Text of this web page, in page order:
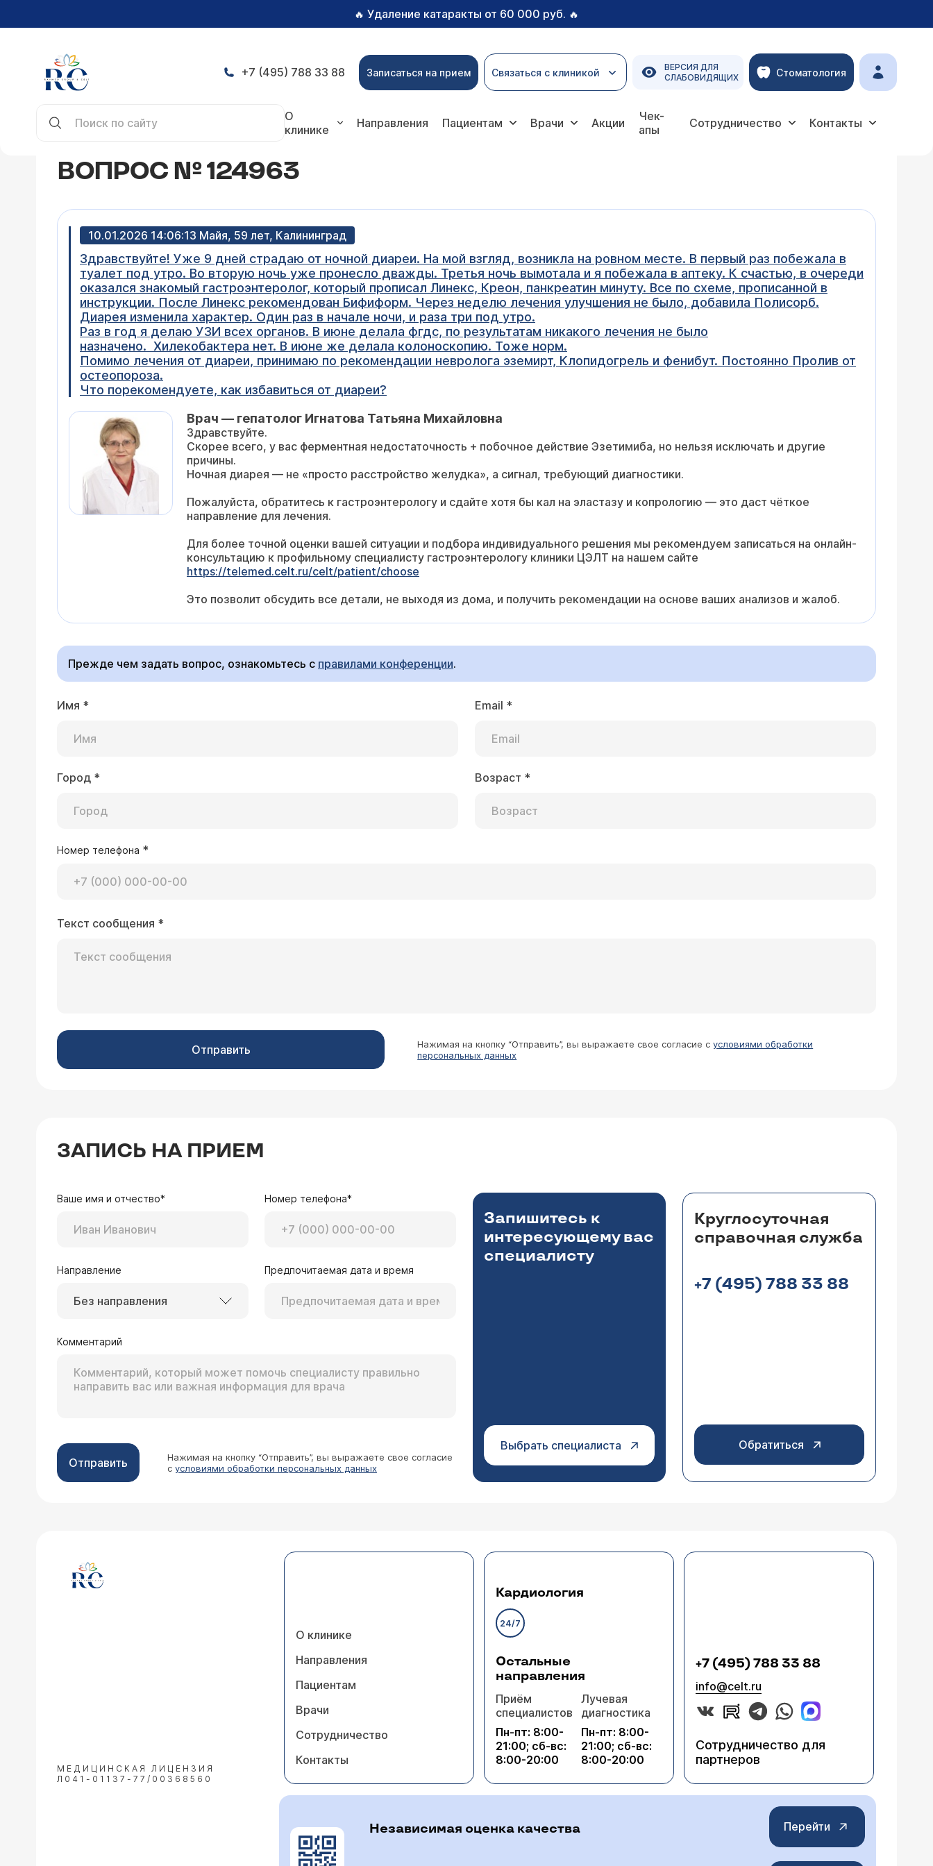
🔥 Удаление катаракты от 60 000 руб. 🔥
+7 (495) 788 33 88 Записаться на прием Связаться с клиникой
ВЕРСИЯ ДЛЯ
СЛАБОВИДЯЩИХ
Стоматология
О
клинике
Направления Пациентам Врачи Акции
Чек-
апы
Сотрудничество Контакты
ВОПРОС № 124963
10.01.2026 14:06:13 Майя, 59 лет, Калининград
Здравствуйте! Уже 9 дней страдаю от ночной диареи. На мой взгляд, возникла на ровном месте. В первый раз побежала в
туалет под утро. Во вторую ночь уже пронесло дважды. Третья ночь вымотала и я побежала в аптеку. К счастью, в очереди
оказался знакомый гастроэнтеролог, который прописал Линекс, Креон, панкреатин минуту. Все по схеме, прописанной в
инструкции. После Линекс рекомендован Бифиформ. Через неделю лечения улучшения не было, добавила Полисорб.
Диарея изменила характер. Один раз в начале ночи, и раза три под утро.
Раз в год я делаю УЗИ всех органов. В июне делала фгдс, по результатам никакого лечения не было
назначено. Хилекобактера нет. В июне же делала колоноскопию. Тоже норм.
Помимо лечения от диареи, принимаю по рекомендации невролога эземирт, Клопидогрель и фенибут. Постоянно Пролив от
остеопороза.
Что порекомендуете, как избавиться от диареи?
Врач — гепатолог Игнатова Татьяна Михайловна
Здравствуйте.
Скорее всего, у вас ферментная недостаточность + побочное действие Эзетимиба, но нельзя исключать и другие
причины.
Ночная диарея — не «просто расстройство желудка», а сигнал, требующий диагностики.
Пожалуйста, обратитесь к гастроэнтерологу и сдайте хотя бы кал на эластазу и копрологию — это даст чёткое
направление для лечения.
Для более точной оценки вашей ситуации и подбора индивидуального решения мы рекомендуем записаться на онлайн-
консультацию к профильному специалисту гастроэнтерологу клиники ЦЭЛТ на нашем сайте
https://telemed.celt.ru/celt/patient/choose
Это позволит обсудить все детали, не выходя из дома, и получить рекомендации на основе ваших анализов и жалоб.
Прежде чем задать вопрос, ознакомьтесь с правилами конференции.
Имя * Email *
Город * Возраст *
Номер телефона *
Текст сообщения *
Отправить Нажимая на кнопку “Отправить”, вы выражаете свое согласие сусловиями обработки
персональных данных
ЗАПИСЬ НА ПРИЕМ
Ваше имя и отчество* Номер телефона*
Направление
Без направления
Предпочитаемая дата и время
Комментарий
Отправить
Нажимая на кнопку “Отправить”, вы выражаете свое согласие
с условиями обработки персональных данных
Запишитесь к
интересующему вас
специалисту
Выбрать специалиста
Круглосуточная
справочная служба
+7 (495) 788 33 88
Обратиться
МЕДИЦИНСКАЯ ЛИЦЕНЗИЯ
Л041-01137-77/00368560
О клинике
Направления
Пациентам
Врачи
Сотрудничество
Контакты
Кардиология
24/7
Остальные
направления
Приём
специалистов
Пн-пт: 8:00-
21:00; сб-вс:
8:00-20:00
Лучевая
диагностика
Пн-пт: 8:00-
21:00; сб-вс:
8:00-20:00
+7 (495) 788 33 88
info@celt.ru
Сотрудничество для
партнеров
Независимая оценка качества Перейти